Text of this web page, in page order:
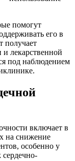
помогут
его в
получает
лекарственной
под наблюдением
включает в
на снижение
особенно у
сердечно-